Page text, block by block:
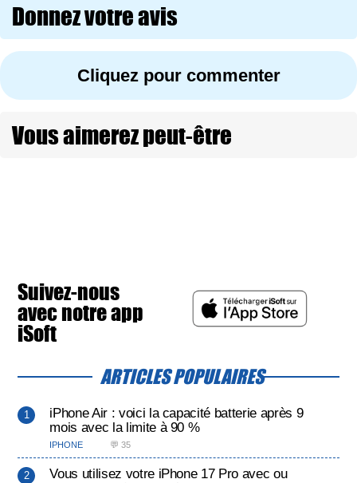
Donnez votre avis
Cliquez pour commenter
Vous aimerez peut-être
Suivez-nous
avec notre app
iSoft
ARTICLES POPULAIRES
iPhone Air : voici la capacité batterie après 9
mois avec la limite à 90 %
IPHONE 💬 35
Vous utilisez votre iPhone 17 Pro avec ou